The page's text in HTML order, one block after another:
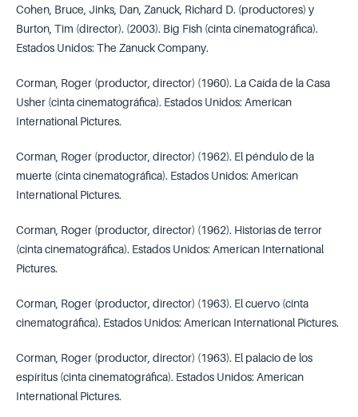
Cohen, Bruce, Jinks, Dan, Zanuck, Richard D. (productores) y
Burton, Tim (director). (2003). Big Fish (cinta cinematográfica).
Estados Unidos: The Zanuck Company.
Corman, Roger (productor, director) (1960). La Caída de la Casa
Usher (cinta cinematográfica). Estados Unidos: American
International Pictures.
Corman, Roger (productor, director) (1962). El péndulo de la
muerte (cinta cinematográfica). Estados Unidos: American
International Pictures.
Corman, Roger (productor, director) (1962). Historias de terror
(cinta cinematográfica). Estados Unidos: American International
Pictures.
Corman, Roger (productor, director) (1963). El cuervo (cinta
cinematográfica). Estados Unidos: American International Pictures.
Corman, Roger (productor, director) (1963). El palacio de los
espíritus (cinta cinematográfica). Estados Unidos: American
International Pictures.